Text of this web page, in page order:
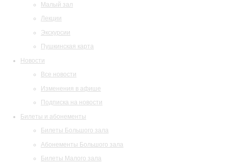
Малый зал
Лекции
Экскурсии
Пушкинская карта
Новости
Все новости
Изменения в афише
Подписка на новости
Билеты и абонементы
Билеты Большого зала
Абонементы Большого зала
Билеты Малого зала